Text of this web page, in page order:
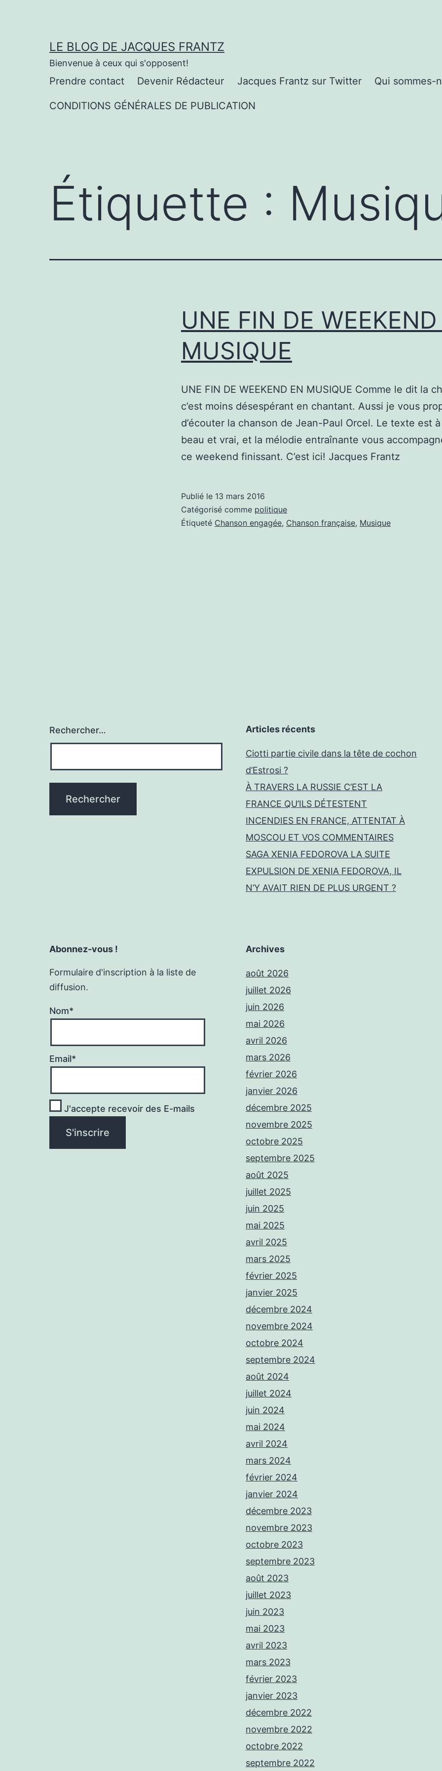
LE BLOG DE JACQUES FRANTZ
Bienvenue à ceux qui s'opposent!
Prendre contact Devenir Rédacteur Jacques Frantz sur Twitter Qui sommes-
CONDITIONS GÉNÉRALES DE PUBLICATION
Étiquette :
UNE FIN DE
MUSIQUE
UNE FIN DE WEEKEND EN MUSIQUE Comme le dit la
c’est moins désespérant en chantant. Aussi je vous
d’écouter la chanson de Jean-Paul Orcel. Le texte est
beau et vrai, et la mélodie entraînante vous
ce weekend finissant. C’est ici! Jacques Frantz
Publié le 13 mars 2016
Catégorisé comme politique
Étiqueté Chanson engagée, Chanson française, Musique
Rechercher… Articles récents
Ciotti partie civile dans la tête de cochon
d’Estrosi ?
À TRAVERS LA RUSSIE C’EST LA
FRANCE QU’ILS DÉTESTENT
INCENDIES EN FRANCE, ATTENTAT À
MOSCOU ET VOS COMMENTAIRES
SAGA XENIA FEDOROVA LA SUITE
EXPULSION DE XENIA FEDOROVA, IL
N’Y AVAIT RIEN DE PLUS URGENT ?
Abonnez-vous !
Formulaire d'inscription à la liste de
diffusion.
Nom*
Email*
J'accepte recevoir des E-mails
Archives
août 2026
juillet 2026
juin 2026
mai 2026
avril 2026
mars 2026
février 2026
janvier 2026
décembre 2025
novembre 2025
octobre 2025
septembre 2025
août 2025
juillet 2025
juin 2025
mai 2025
avril 2025
mars 2025
février 2025
janvier 2025
décembre 2024
novembre 2024
octobre 2024
septembre 2024
août 2024
juillet 2024
juin 2024
mai 2024
avril 2024
mars 2024
février 2024
janvier 2024
décembre 2023
novembre 2023
octobre 2023
septembre 2023
août 2023
juillet 2023
juin 2023
mai 2023
avril 2023
mars 2023
février 2023
janvier 2023
décembre 2022
novembre 2022
octobre 2022
septembre 2022